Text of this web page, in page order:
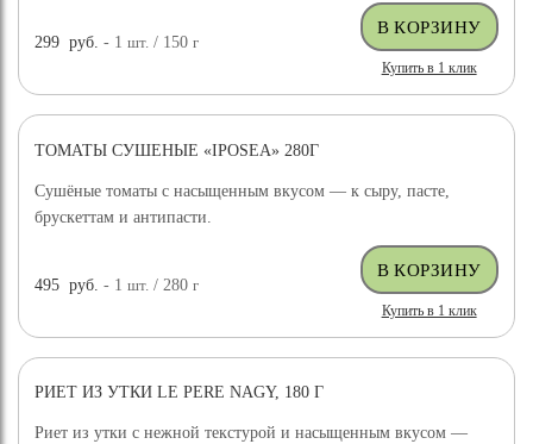
299 руб. - 1шт. / 150г
Купить в 1 клик
ТОМАТЫ СУШЕНЫЕ «IPOSEA» 280Г
Сушёные томаты с насыщенным вкусом — к сыру, пасте,
брускеттам и антипасти.
495 руб. - 1шт. / 280г
Купить в 1 клик
РИЕТ ИЗ УТКИ LE PERE NAGY, 180 Г
Риет из утки с нежной текстурой и насыщенным вкусом —